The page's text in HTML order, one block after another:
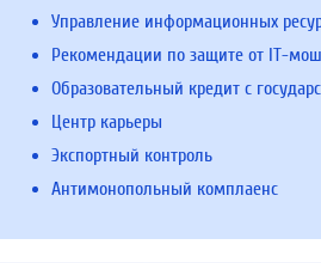
Управление информационных
Рекомендации по защите от IT-
Образовательный кредит с
Центр карьеры
Экспортный контроль
Антимонопольный комплаенс